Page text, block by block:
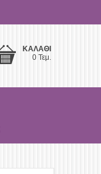
ΚΑΛΆΘΙ
0 Τεμ.